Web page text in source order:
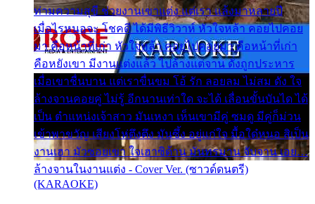
ท่ามความสุขี ช่วยงานเขาแต่ง แต่เรา แล้งมาหลายปี
เมื่อไรหนอจะ โชคดี ได้มีพิธีวิวาห์ หัวใจหล้า คอยไปคอย
มา คือหน้าที่เก่า หัวใจหล้า คอยไปคอยมา คือหน้าที่เก่า
คือหยังเขา มีงานแต่งแล้ว ไปล้างแต่จาน ดั่งถูกประหาร
เมื่อเขาชื่นบาน แต่เราขื่นขม โอ้ รัก ลอยลม ไม่สม ดัง ใจ
ล้างจานคอยคู่ ไม่รู้ อีกนานเท่าใด จะได้ เลื่อนขั้นบันได ได้
เป็น ตำแหน่งเจ้าสาว มันเหงา เห็นเขามีคู่ ซมดู มีคู่ก็ม่วน
เข้าพาขวัญ เสียงโห่ตึงตึง มันซึ้ง อยู่แก่ใจ มื้อใด๋หนอ สิเป็น
งานเฮา มัวซอยเขา ใจเฮาซิด้าน มันทรมาน จับจาน เอย…
ล้างจานในงานแต่ง - Cover Ver. (ซาวด์ดนตรี)
(KARAOKE)